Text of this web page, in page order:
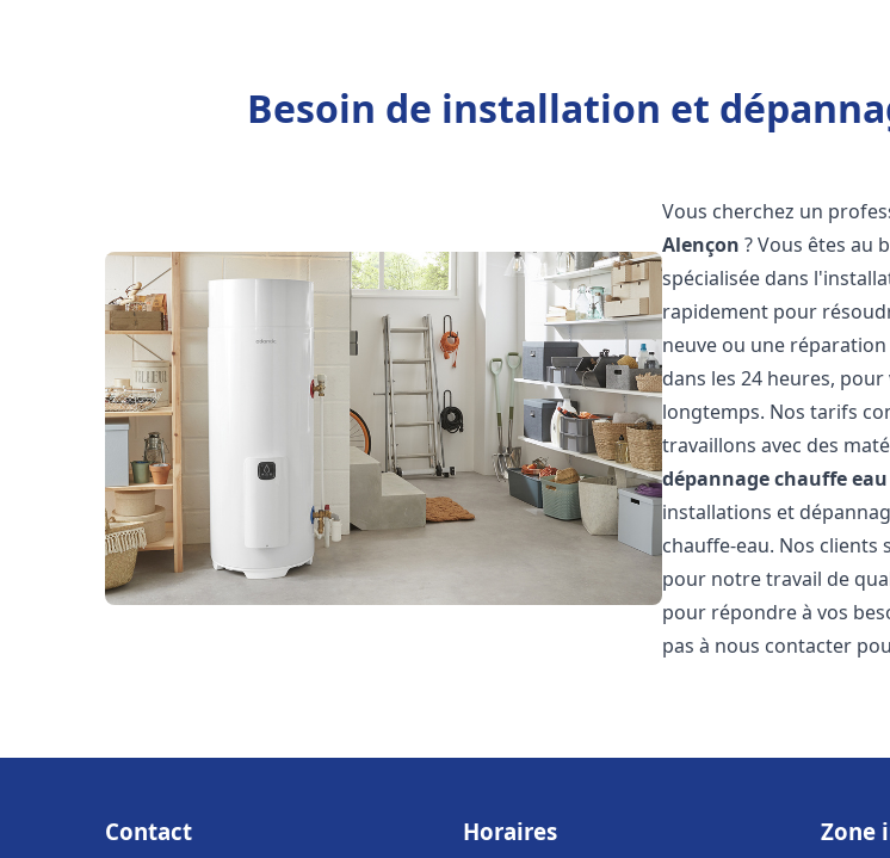
Besoin de installation et
Vous cherchez un
Alençon ? Vous êtes au
spécialisée dans
rapidement pour
neuve ou une
dans les 24 heures,
longtemps. Nos tarifs
travaillons avec des
dépannage chauffe eau
installations et
chauffe-eau. Nos clients
pour notre travail de
pour répondre à vos
pas à nous contacter
Contact Horaires Zone